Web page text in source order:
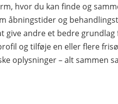
hvor du kan finde og
åbningstider og
give andre et bedre
og tilføje en eller flere
oplysninger – alt sammen